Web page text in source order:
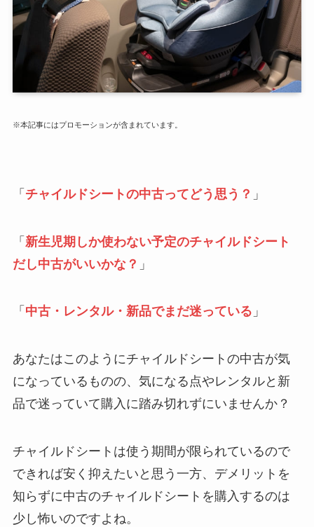
※本記事にはプロモーションが含まれています。
「 チャイルドシートの中古ってどう思う？ 」
「 新生児期しか使わない予定のチャイルドシート
だし中古がいいかな？ 」
「 中古・レンタル・新品でまだ迷っている 」
あなたはこのようにチャイルドシートの中古が気
になっているものの、気になる点やレンタルと新
品で迷っていて購入に踏み切れずにいませんか？
チャイルドシートは使う期間が限られているので
できれば安く抑えたいと思う一方、デメリットを
知らずに中古のチャイルドシートを購入するのは
少し怖いのですよね。